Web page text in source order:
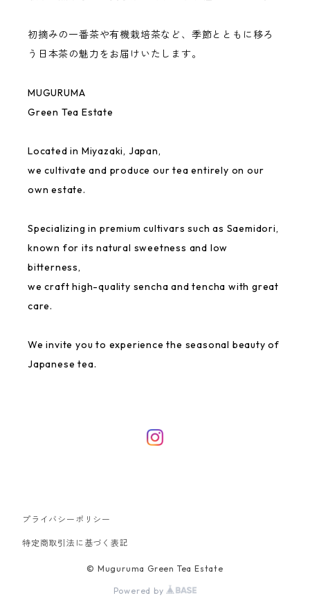
初摘みの一番茶や有機栽培茶など、季節とともに移ろ
う日本茶の魅力をお届けいたします。
MUGURUMA
Green Tea Estate
Located in Miyazaki, Japan,
we cultivate and produce our tea entirely on our
own estate.
Specializing in premium cultivars such as Saemidori,
known for its natural sweetness and low
bitterness,
we craft high-quality sencha and tencha with great
care.
We invite you to experience the seasonal beauty of
Japanese tea.
プライバシーポリシー
特定商取引法に基づく表記
© Muguruma Green Tea Estate
Powered by